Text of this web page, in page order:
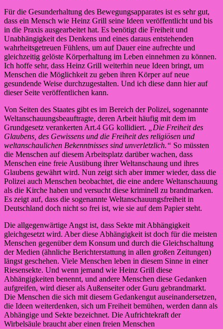
Für die Gesunderhaltung des Bewegungsapparates ist es sehr gut,
dass ein Mensch wie Heinz Grill seine Ideen veröffentlicht und bis
in die Praxis ausgearbeitet hat. Es benötigt die Freiheit und
Unabhängigkeit des Denkens und eines daraus entstehenden
wahrheitsgetreuen Fühlens, um auf Dauer eine aufrechte und
gleichzeitig gelöste Körperhaltung im Leben einnehmen zu können.
Ich hoffe sehr, dass Heinz Grill weiterhin neue Ideen bringt, um
Menschen die Möglichkeit zu geben ihren Körper auf neue
gesundende Weise durchzugestalten. Und ich diese dann hier auf
dieser Seite veröffentlichen kann.
Von Seiten des Staates gibt es im Bereich der Polizei, sogenannte
Weltanschauungsbeauftragte, deren Arbeit häufig mit dem im
Grundgesetz verankerten Art.4 GG kollidiert. „Die Freiheit des
Glaubens, des Gewissens und die Freiheit des religiösen und
weltanschaulichen Bekenntnisses sind unverletzlich.“ So müssten
die Menschen auf diesem Arbeitsplatz darüber wachen, dass
Menschen eine freie Ausübung ihrer Weltanschaung und ihres
Glaubens gewährt wird. Nun zeigt sich aber immer wieder, dass die
Polizei auch Menschen beobachtet, die eine andere Weltanschauung
als die Kirche haben und versucht diese kriminell zu brandmarken.
Es zeigt auf, dass die sogenannte Weltanschauungsfreiheit in
Deutschland doch nicht so frei ist, wie sie auf dem Papier steht.
Die allgegenwärtige Angst ist, dass Sekte mit Abhängigkeit
gleichgesetzt wird. Aber diese Abhängigkeit ist doch für die meisten
Menschen gegenüber dem Konsum und durch die Gleichschaltung
der Medien (ähnliche Berichterstattung in allen großen Zeitungen)
längst geschehen. Viele Menschen leben in diesem Sinne in einer
Riesensekte. Und wenn jemand wie Heinz Grill diese
Abhängigkeiten benennt, und andere Menschen diese Gedanken
aufgreifen, wird dieser als Außenseiter oder Guru gebrandmarkt.
Die Menschen die sich mit diesem Gedankengut auseinandersetzen,
die Ideen weiterdenken, sich um Freiheit bemühen, werden dann als
Abhängige und Sekte bezeichnet. Die Aufrichtekraft der
Wirbelsäule braucht aber einen freien Menschen